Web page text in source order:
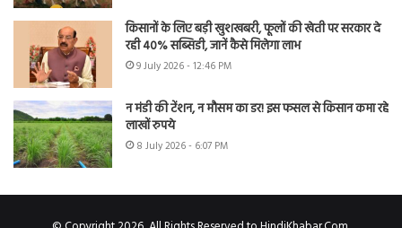
किसानों के लिए बड़ी खुशखबरी, फूलों की खेती पर सरकार दे
रही 40% सब्सिडी, जानें कैसे मिलेगा लाभ
9 July 2026 - 12:46 PM
न मंडी की टेंशन, न मौसम का डर! इस फसल से किसान कमा रहे
लाखों रुपये
8 July 2026 - 6:07 PM